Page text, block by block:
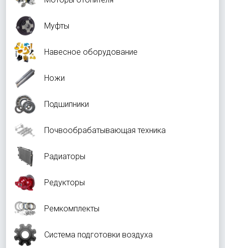
Муфты
Навесное оборудование
Ножи
Подшипники
Почвообрабатывающая техника
Радиаторы
Редукторы
Ремкомплекты
Система подготовки воздуха